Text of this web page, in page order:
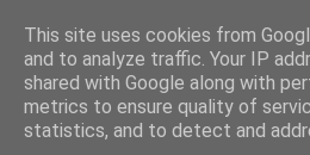
Fakečlánky
Věř všemu co tady vidíš.
This site uses cookies from
and to analyze traffic. Your IP
shared with Google along with
metrics to ensure quality of
statistics, and to detect and